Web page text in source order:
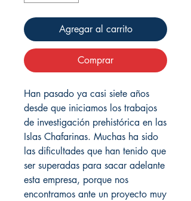
Agregar al carrito
Comprar
Han pasado ya casi siete años
desde que iniciamos los trabajos
de investigación prehistórica en las
Islas Chafarinas. Muchas ha sido
las dificultades que han tenido que
ser superadas para sacar adelante
esta empresa, porque nos
encontramos ante un proyecto muy